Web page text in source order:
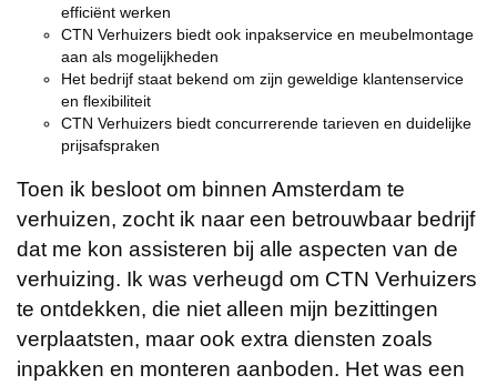
efficiënt werken
CTN Verhuizers biedt ook inpakservice en meubelmontage
aan als mogelijkheden
Het bedrijf staat bekend om zijn geweldige klantenservice
en flexibiliteit
CTN Verhuizers biedt concurrerende tarieven en duidelijke
prijsafspraken
Toen ik besloot om binnen Amsterdam te
verhuizen, zocht ik naar een betrouwbaar bedrijf
dat me kon assisteren bij alle aspecten van de
verhuizing. Ik was verheugd om CTN Verhuizers
te ontdekken, die niet alleen mijn bezittingen
verplaatsten, maar ook extra diensten zoals
inpakken en monteren aanboden. Het was een